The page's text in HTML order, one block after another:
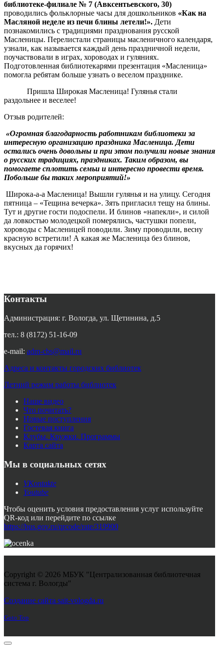
библиотеке-филиале № 7 (Авксентьевского, 30)
проводились фольклорные часы для дошкольников «Как на
Масляной неделе из печи блины летели!». Дети
познакомились с традициями празднования русской
Масленицы. Перелистали страницы масленичного календаря,
узнали, как называется каждый день праздничной недели,
поучаствовали в играх, хороводах и гуляниях.
Подготовленная библиотекарями презентация «Масленица»
помогла ребятам больше узнать о веселом празднике.
Пришла Широкая Масленица! Гулянья стали
раздольнее и веселее!
Отзыв родителей:
«Огромная благодарность работникам библиотеки за
интересную организацию праздника Масленица. Дети
остались очень довольны и при этом получили новые знания
о русских традициях, праздниках. Таким образом, вы
помогаете сплотить семьи и интересно провести время.
Побольше бы таких мероприятий!»
Широка-а-а Масленица! Вышли гулянья и на улицу. Сегодня
пятница – «Тещина вечерка». Зять пригласил тещу на блины.
Тут и другие гости подоспели. И блинов «напекли», и силой
да ловкостью молодецкой померялись, частушки попели,
хороводы с Масленицей поводили. Зиму проводили, весну
красную встретили! А какая же Масленица без блинов,
вкусных да горячих!
Контакты
Администрация: г. Вологда, ул. Щетинина, д.5
тел.: 8 (8172) 51-16-09
e-mail: adm-cbs@mail.ru
Адреса и контакты городских библиотек
Летний режим работы библиотек
Наше видео
Что почитать?
Новые поступления
Гостевая книга
Клубы. Кружки. Программы
Карта сайта
Мы в социальных сетях
VKontakte
Youtube
Чтобы оценить условия предоставления услуг используйте
QR-код или перейдите по ссылке
https://bus.gov.ru/qrcode/rate/319900
Copyright © 2026 МБУК "Централизованная библиотечная
система г. Вологды"
Создание сайта sait-vologda.ru
Goto Top